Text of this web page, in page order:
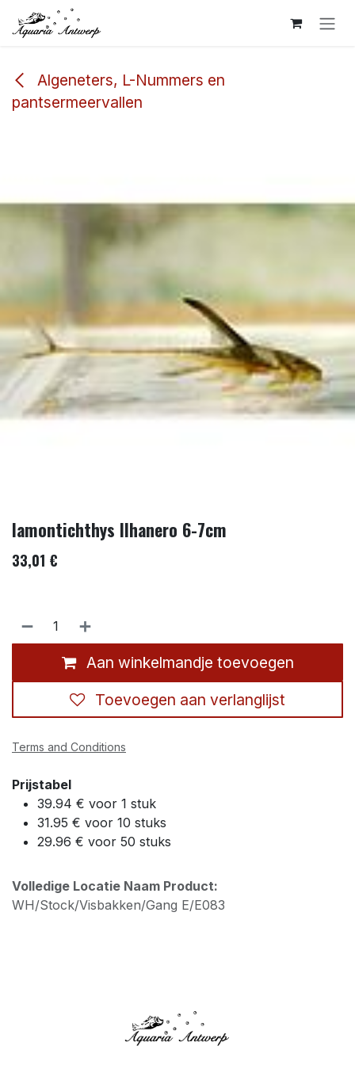
Overslaan naar inhoud
Algeneters, L-Nummers en
pantsermeervallen
lamontichthys llhanero 6-7cm
33,01 €
Aan winkelmandje toevoegen
Toevoegen aan verlanglijst
Terms and Conditions
Prijstabel
39.94 € voor 1 stuk
31.95 € voor 10 stuks
29.96 € voor 50 stuks
Volledige Locatie Naam Product:
WH/Stock/Visbakken/Gang E/E083